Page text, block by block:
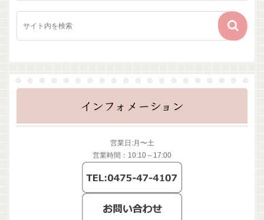
インフォメーション
営業日:月〜土
営業時間：10:10～17:00